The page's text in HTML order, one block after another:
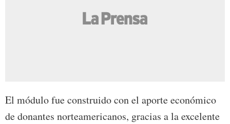
El módulo fue construido con el aporte económico
de donantes norteamericanos, gracias a la excelente